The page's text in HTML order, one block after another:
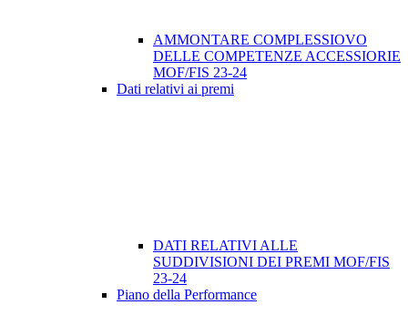
AMMONTARE COMPLESSIOVO
DELLE COMPETENZE ACCESSIORIE
MOF/FIS 23-24
Dati relativi ai premi
DATI RELATIVI ALLE
SUDDIVISIONI DEI PREMI MOF/FIS
23-24
Piano della Performance